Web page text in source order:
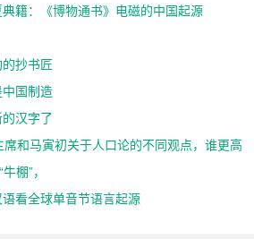
籍：《博物通书》电磁的中国起源
抄书匠
国制造
汉字了
和马寅初关于人口论的不同观点，谁更高
棚”，
看全球单音节语言起源